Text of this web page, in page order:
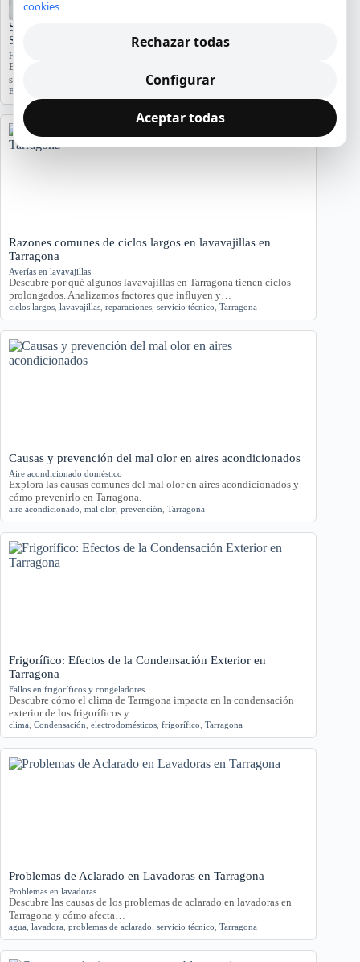
Significado del Error E01 en Hornos Teka: Causas y
Soluciones
Hornos y placas de cocina
El error E01 en hornos Teka indica problemas. Conozca sus causas y
síntomas para diagnosticar…
Error E01 servicio técnico
Razones comunes de ciclos largos en lavavajillas en
Tarragona
Averías en lavavajillas
Descubre por qué algunos lavavajillas en Tarragona tienen ciclos
prolongados. Analizamos factores que influyen y…
ciclos largos lavavajillas reparaciones servicio técnico Tarragona
Causas y prevención del mal olor en aires acondicionados
Aire acondicionado doméstico
Explora las causas comunes del mal olor en aires acondicionados y
cómo prevenirlo en Tarragona.
aire acondicionado mal olor prevención Tarragona
Frigorífico: Efectos de la Condensación Exterior en
Tarragona
Fallos en frigoríficos y congeladores
Descubre cómo el clima de Tarragona impacta en la condensación
exterior de los frigoríficos y…
clima Condensación electrodomésticos frigorífico Tarragona
Problemas de Aclarado en Lavadoras en Tarragona
Problemas en lavadoras
Descubre las causas de los problemas de aclarado en lavadoras en
Tarragona y cómo afecta…
agua lavadora problemas de aclarado servicio técnico Tarragona
cookies
Rechazar todas
Configurar
Aceptar todas